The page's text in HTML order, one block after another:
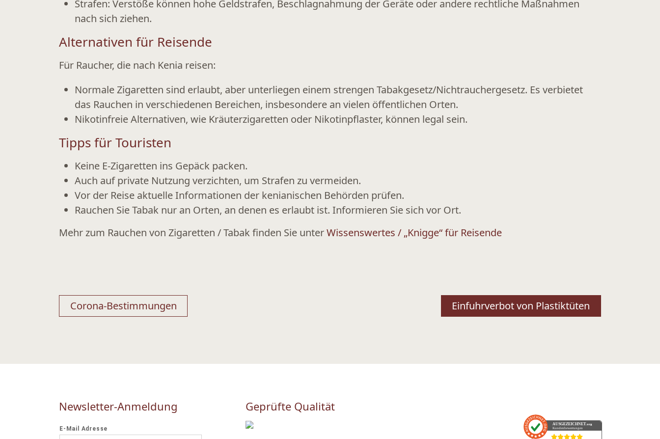
Strafen: Verstöße können hohe Geldstrafen, Beschlagnahmung der Geräte oder andere rechtliche Maßnahmen
nach sich ziehen.
Alternativen für Reisende
Für Raucher, die nach Kenia reisen:
Normale Zigaretten sind erlaubt, aber unterliegen einem strengen Tabakgesetz/Nichtrauchergesetz. Es verbietet
das Rauchen in verschiedenen Bereichen, insbesondere an vielen öffentlichen Orten.
Nikotinfreie Alternativen, wie Kräuterzigaretten oder Nikotinpflaster, können legal sein.
Tipps für Touristen
Keine E-Zigaretten ins Gepäck packen.
Auch auf private Nutzung verzichten, um Strafen zu vermeiden.
Vor der Reise aktuelle Informationen der kenianischen Behörden prüfen.
Rauchen Sie Tabak nur an Orten, an denen es erlaubt ist. Informieren Sie sich vor Ort.
Mehr zum Rauchen von Zigaretten / Tabak finden Sie unterWissenswertes / „Knigge“ für Reisende
Beitragsnavigation
Corona-Bestimmungen Einfuhrverbot von Plastiktüten
Newsletter-Anmeldung Geprüfte Qualität
AUSGEZEICHNET.org
Kundenbewertungen